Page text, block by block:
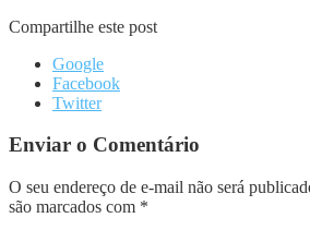
Compartilhe este post
Google
Facebook
Twitter
Enviar o Comentário
O seu endereço de e-mail não será
são marcados com *